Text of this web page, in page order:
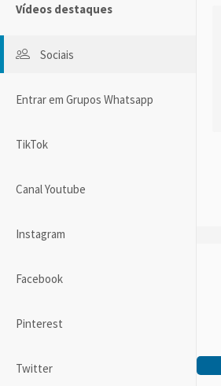
Vídeos destaques
Sociais
Entrar em Grupos Whatsapp
TikTok
Canal Youtube
Instagram
Facebook
Pinterest
Twitter